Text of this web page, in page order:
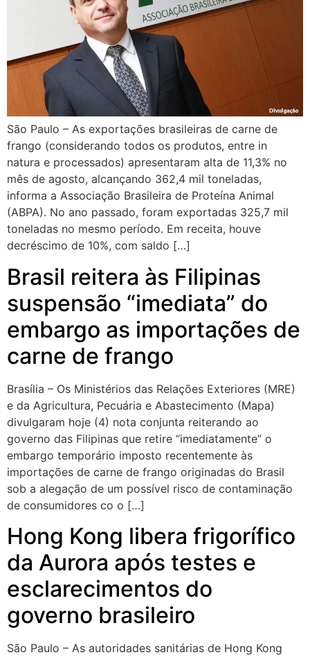
São Paulo – As exportações brasileiras de carne de
frango (considerando todos os produtos, entre in
natura e processados) apresentaram alta de 11,3% no
mês de agosto, alcançando 362,4 mil toneladas,
informa a Associação Brasileira de Proteína Animal
(ABPA). No ano passado, foram exportadas 325,7 mil
toneladas no mesmo período. Em receita, houve
decréscimo de 10%, com saldo […]
Brasil reitera às Filipinas
suspensão “imediata” do
embargo as importações de
carne de frango
Brasília – Os Ministérios das Relações Exteriores (MRE)
e da Agricultura, Pecuária e Abastecimento (Mapa)
divulgaram hoje (4) nota conjunta reiterando ao
governo das Filipinas que retire “imediatamente” o
embargo temporário imposto recentemente às
importações de carne de frango originadas do Brasil
sob a alegação de um possível risco de contaminação
de consumidores co o […]
Hong Kong libera frigorífico
da Aurora após testes e
esclarecimentos do
governo brasileiro
São Paulo – As autoridades sanitárias de Hong Kong